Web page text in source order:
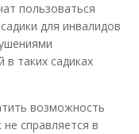
пользоваться
для инвалидов
в таких садиках
возможность
справляется в